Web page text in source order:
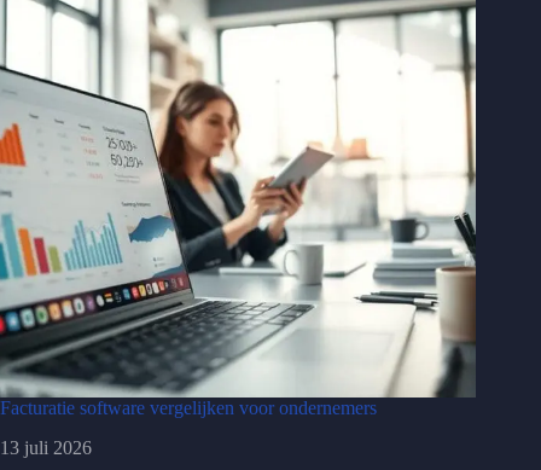
Facturatie software vergelijken voor ondernemers
13 juli 2026